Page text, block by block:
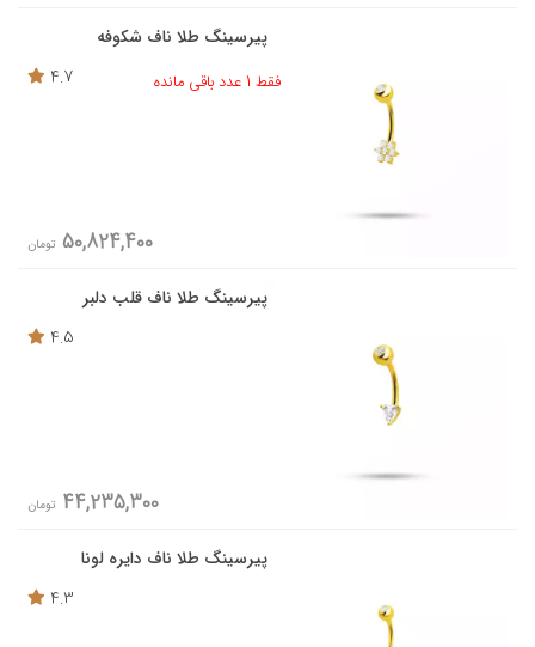
پیرسینگ طلا ناف شکوفه
فقط 1 عدد باقی مانده
4.7
50,824,400 تومان
پیرسینگ طلا ناف قلب دلبر
4.5
44,235,300 تومان
پیرسینگ طلا ناف دایره لونا
4.3